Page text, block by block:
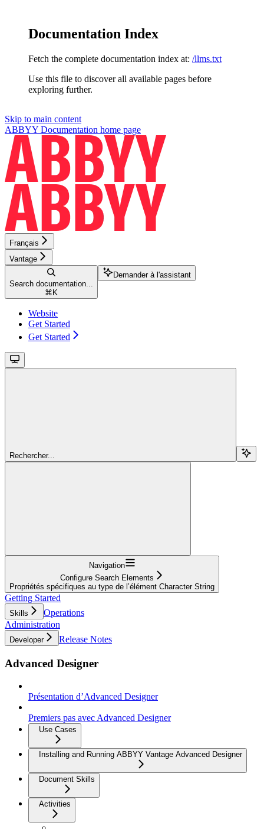
Documentation Index
Fetch the complete documentation index at: /llms.txt
Use this file to discover all available pages before
exploring further.
Skip to main content
ABBYY Documentation home page
Français
Vantage
Search documentation...
⌘ K
Demander à l'assistant
Website
Get Started
Get Started
Rechercher...
Navigation
Configure Search Elements
Propriétés spécifiques au type de l’élément Character String
Getting Started
Skills
Operations
Administration
Developer Release Notes
Advanced Designer
Présentation d’Advanced Designer
Premiers pas avec Advanced Designer
Use Cases
Installing and Running ABBYY Vantage Advanced Designer
Document Skills
Activities